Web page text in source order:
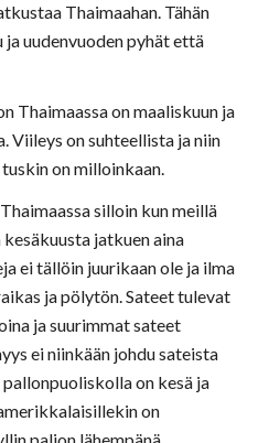
Thaimaahan. Tähän
uudenvuoden pyhät että
Thaimaassa on maaliskuun ja
Viileys on suhteellista ja niin
on milloinkaan.
silloin kun meillä
jatkuen aina
ei tällöin juurikaan ole ja ilma
ja pölytön. Sateet tulevat
ja suurimmat sateet
ei niinkään johdu sateista
on kesä ja
on